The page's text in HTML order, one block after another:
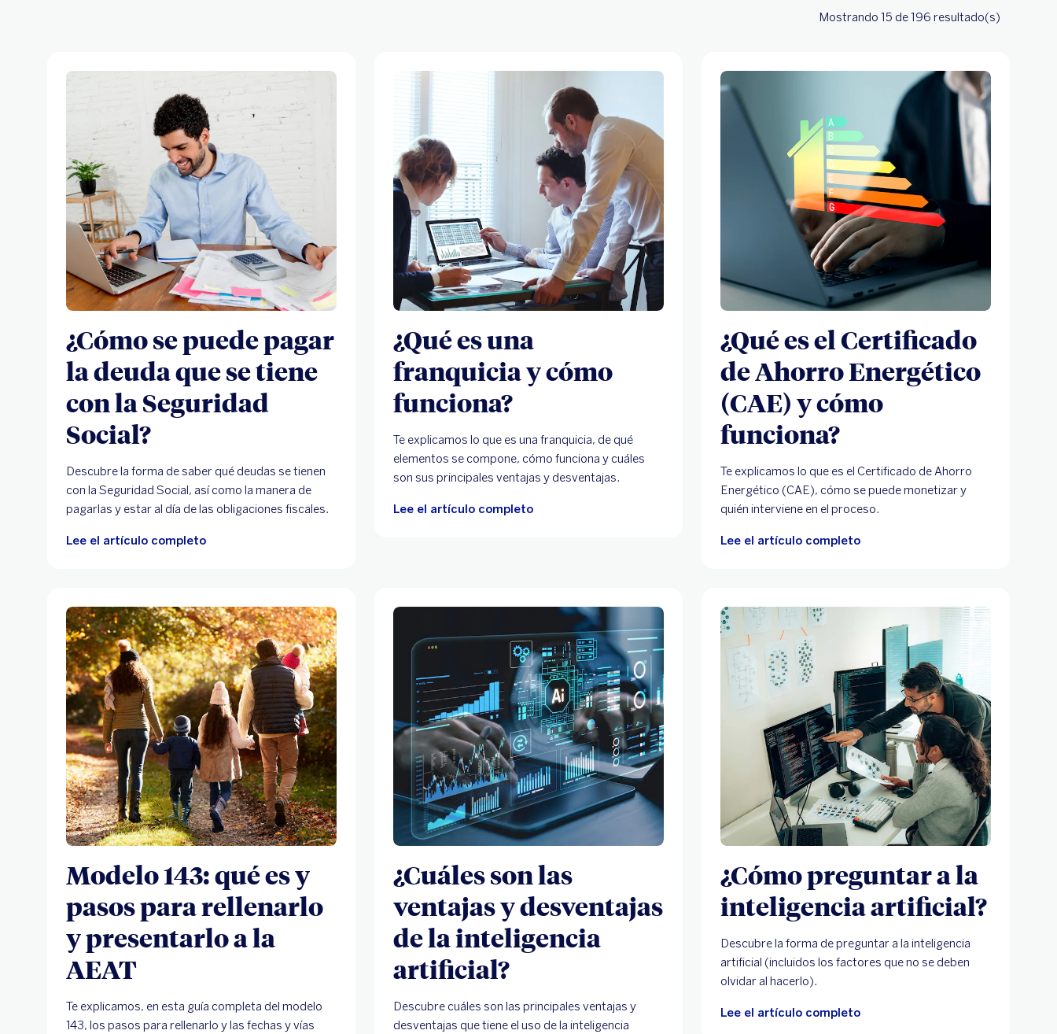
Mostrando 15 de 196 resultado(s)
¿Cómo se puede pagar
la deuda que se tiene
con la Seguridad
Social?
Descubre la forma de saber qué deudas se tienen
con la Seguridad Social, así como la manera de
pagarlas y estar al día de las obligaciones fiscales.
Lee el artículo completo
¿Qué es una
franquicia y cómo
funciona?
Te explicamos lo que es una franquicia, de qué
elementos se compone, cómo funciona y cuáles
son sus principales ventajas y desventajas.
Lee el artículo completo
¿Qué es el Certificado
de Ahorro Energético
(CAE) y cómo
funciona?
Te explicamos lo que es el Certificado de Ahorro
Energético (CAE), cómo se puede monetizar y
quién interviene en el proceso.
Lee el artículo completo
Modelo 143: qué es y
pasos para rellenarlo
y presentarlo a la
AEAT
Te explicamos, en esta guía completa del modelo
143, los pasos para rellenarlo y las fechas y vías
¿Cuáles son las
ventajas y desventajas
de la inteligencia
artificial?
Descubre cuáles son las principales ventajas y
desventajas que tiene el uso de la inteligencia
¿Cómo preguntar a la
inteligencia artificial?
Descubre la forma de preguntar a la inteligencia
artificial (incluidos los factores que no se deben
olvidar al hacerlo).
Lee el artículo completo